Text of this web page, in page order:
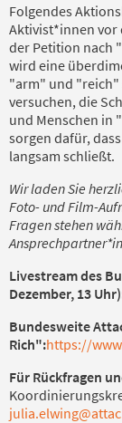
Folgendes
Aktivist*innen vor
der Petition nach
wird eine
"arm" und "reich"
versuchen, die
und Menschen in
sorgen dafür,
langsam schließt.
Wir laden Sie
Foto- und Film-
Fragen stehen
Livestream des
Dezember, 13
Bundesweite
Rich":https://
Für Rückfragen